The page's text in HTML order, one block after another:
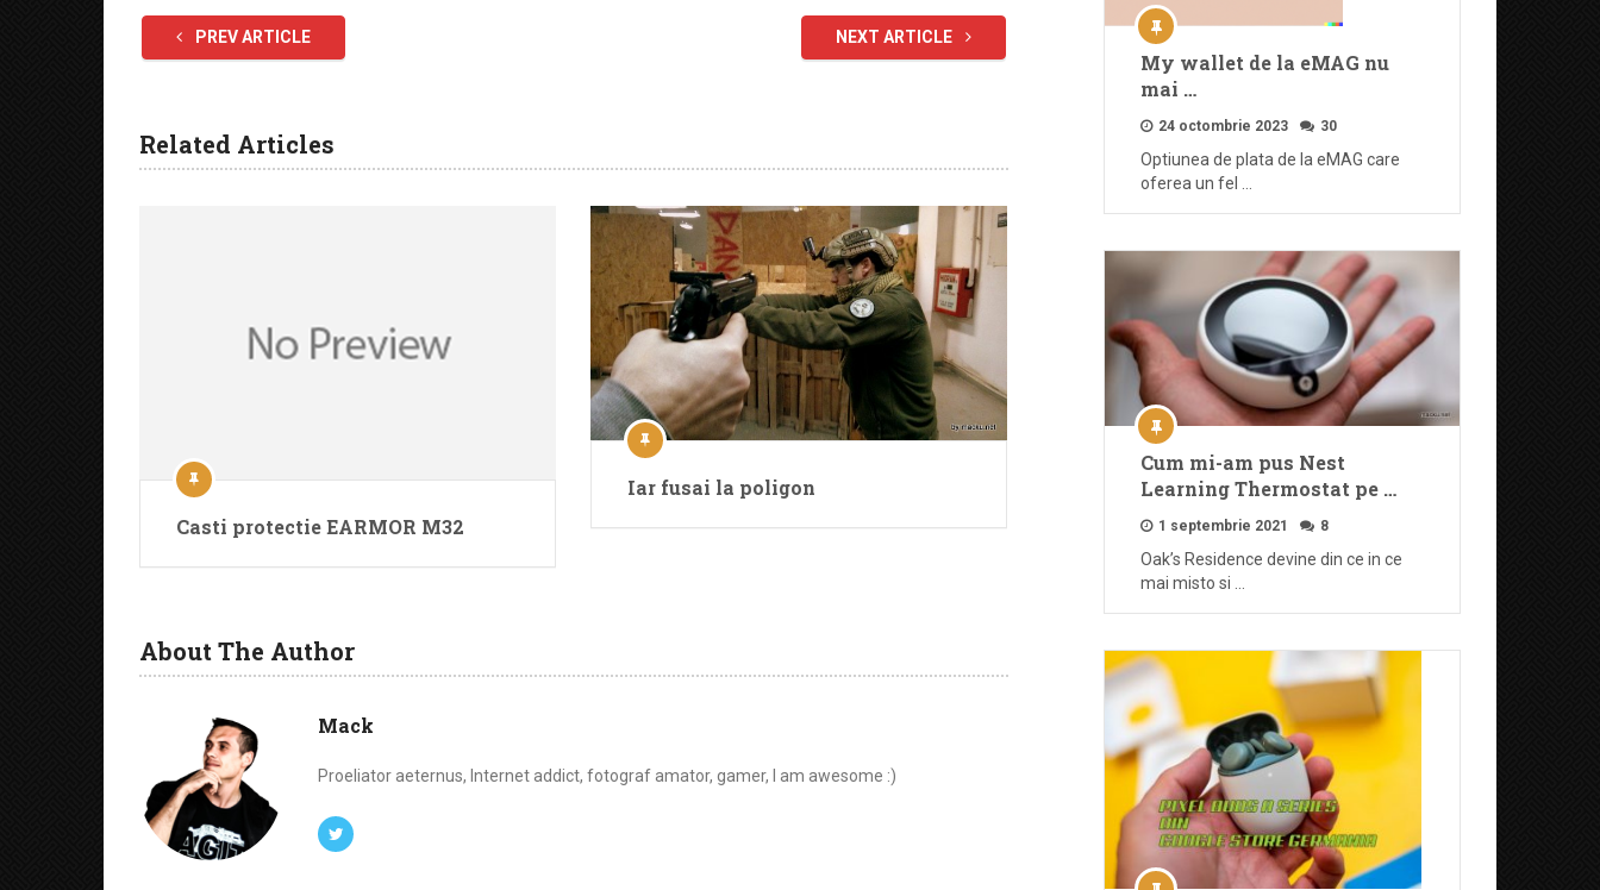
PREV ARTICLE NEXT ARTICLE
Related Articles
Casti protectie EARMOR M32
Iar fusai la poligon
About The Author
Mack
Proeliator aeternus, Internet addict, fotograf amator, gamer, I am awesome :)
My wallet de la eMAG nu
mai …
24 octombrie 2023 30
Optiunea de plata de la eMAG care
oferea un fel …
Cum mi-am pus Nest
Learning Thermostat pe …
1 septembrie 2021 8
Oak’s Residence devine din ce in ce
mai misto si …